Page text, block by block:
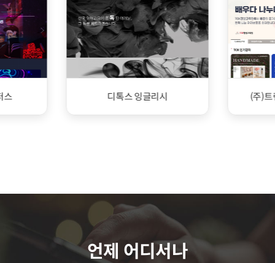
스 디톡스 잉글리시 (주)
언제 어디서나